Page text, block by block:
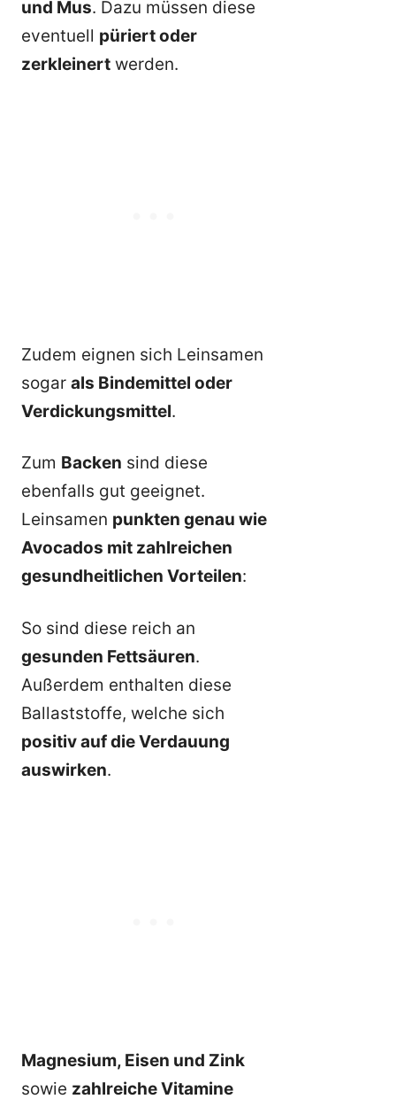
und Mus. Dazu müssen diese
eventuell püriert oder
zerkleinert werden.
Zudem eignen sich Leinsamen
sogar als Bindemittel oder
Verdickungsmittel.
Zum Backen sind diese
ebenfalls gut geeignet.
Leinsamen punkten genau wie
Avocados mit zahlreichen
gesundheitlichen Vorteilen:
So sind diese reich an
gesunden Fettsäuren.
Außerdem enthalten diese
Ballaststoffe, welche sich
positiv auf die Verdauung
auswirken.
Magnesium, Eisen und Zink
sowie zahlreiche Vitamine